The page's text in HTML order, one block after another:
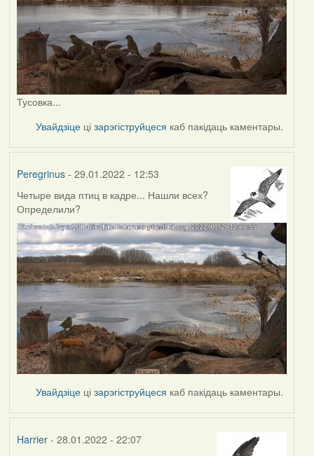
Тусовка...
Увайдзіце цізарэгіструйцеся каб пакідаць каментары.
Peregrinus- 29.01.2022 - 12:53
Четыре вида птиц в кадре... Нашли всех?
Определили?
Увайдзіце цізарэгіструйцеся каб пакідаць каментары.
Harrier- 28.01.2022 - 22:07